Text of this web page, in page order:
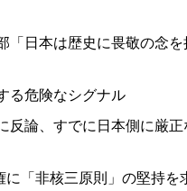
「日本は歴史に畏敬の念を
る危険なシグナル
反論、すでに日本側に厳正
に「非核三原則」の堅持を